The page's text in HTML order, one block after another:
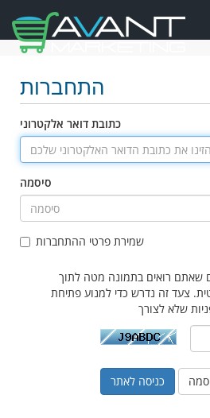
התחברות
כתובת דואר אלקטרוני
סיסמה
שמירת פרטי ההתחברות
שאתם רואים בתמונה מטה לתוך
צעד זה נדרש כדי למנוע פתיחת